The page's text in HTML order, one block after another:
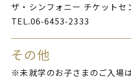
ザ・シンフォニー チケットセ
TEL.06-6453-2333
その他
※未就学のお子さまのご入場